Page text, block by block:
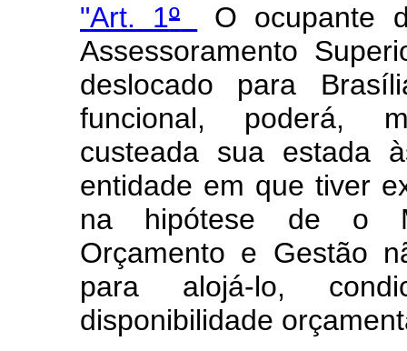
"Art. 1º
O ocupante
Assessoramento
deslocado para
funcional, poderá,
custeada sua estada
entidade em que tiver
na hipótese de o
Orçamento e Gestão
para alojá-lo,
disponibilidade